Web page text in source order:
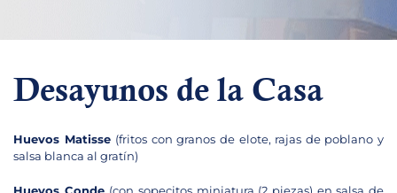
Desayunos de la Casa
Huevos Matisse (fritos con granos de elote, rajas de poblano y
salsa blanca al gratín)